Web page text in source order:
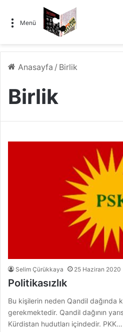
Menü
Anasayfa / Birlik
Birlik
Selim Çürükkaya 25 Haziran 2020
Politikasızlık
Bu kişilerin neden Qandil dağında
gerekmektedir. Qandil dağının
Kürdistan hudutları içindedir. PKK…